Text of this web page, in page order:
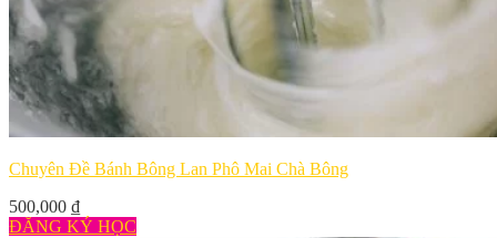
Chuyên Đề Bánh Bông Lan Phô Mai Chà Bông
500,000 ₫
ĐĂNG KÝ HỌC